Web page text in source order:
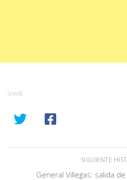
SHARE
SIGUIENTE
General Villegas: salida